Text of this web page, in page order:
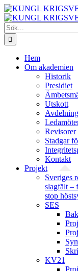
Fortsätt
till
innehållet
Sök
efter:
Hem
Om akademien
Historik
Presidiet
Utskott
Revisorer
Stadgar
Kontakt
Projekt
Sveriges
slagfält –
stop
SES
KV21